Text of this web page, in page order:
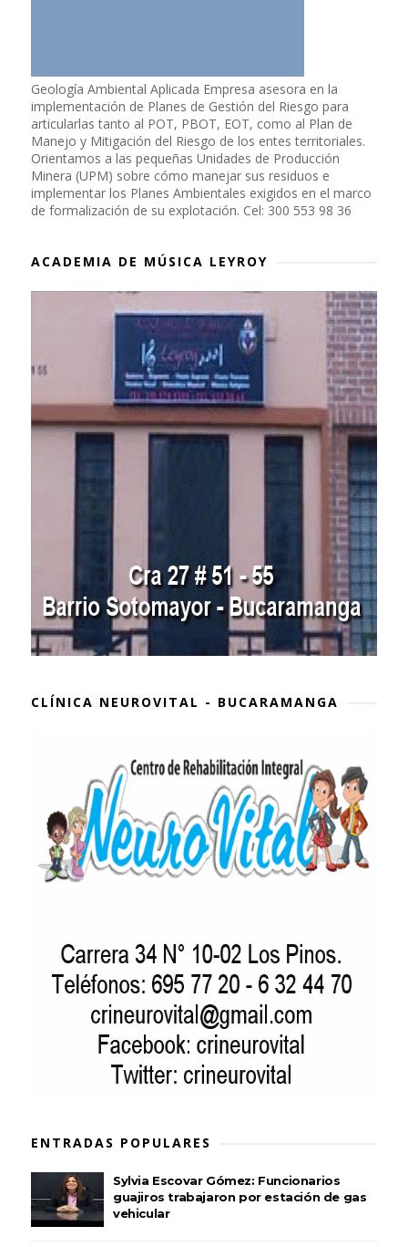
Geología Ambiental Aplicada Empresa asesora en la
implementación de Planes de Gestión del Riesgo para
articularlas tanto al POT, PBOT, EOT, como al Plan de
Manejo y Mitigación del Riesgo de los entes territoriales.
Orientamos a las pequeñas Unidades de Producción
Minera (UPM) sobre cómo manejar sus residuos e
implementar los Planes Ambientales exigidos en el marco
de formalización de su explotación. Cel: 300 553 98 36
ACADEMIA DE MÚSICA LEYROY
CLÍNICA NEUROVITAL - BUCARAMANGA
ENTRADAS POPULARES
Sylvia Escovar Gómez: Funcionarios
guajiros trabajaron por estación de gas
vehicular